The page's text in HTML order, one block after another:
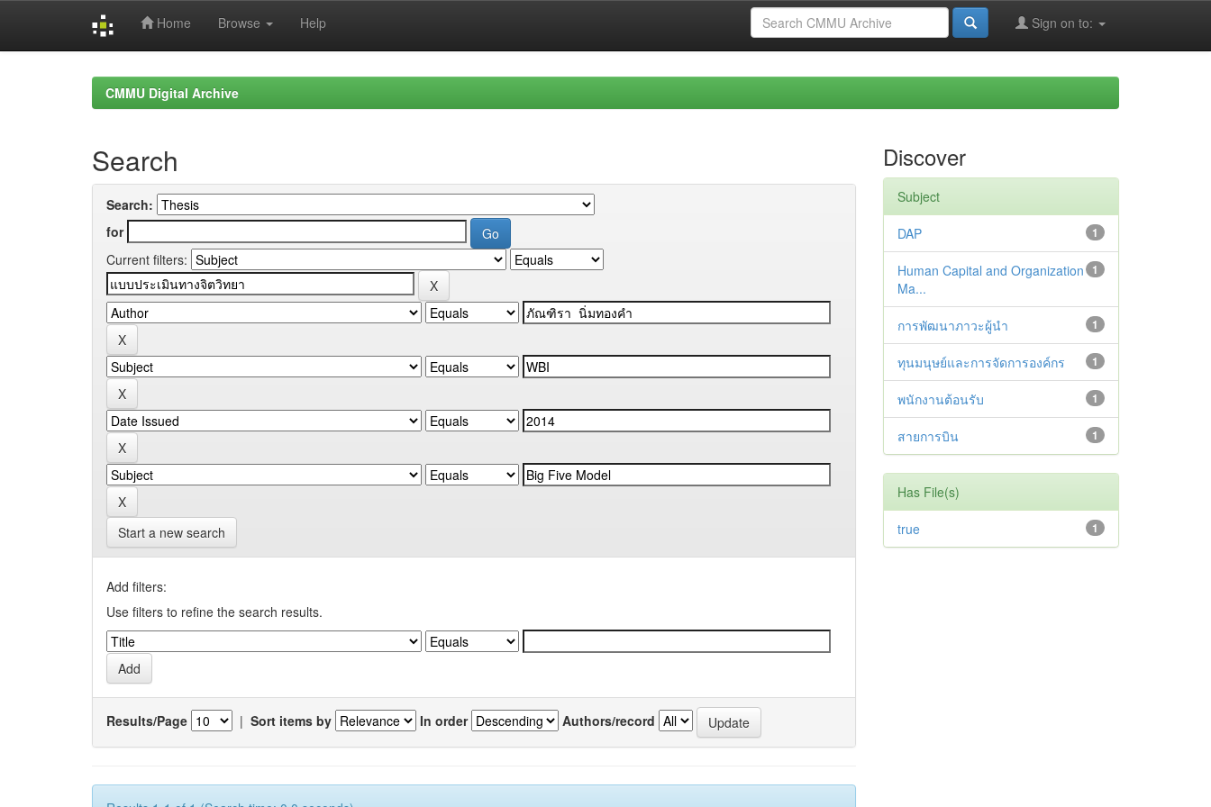
Home Browse Help Sign on to:
CMMU Digital Archive
Search
Search:
for
Current filters:
Start a new search
Add filters:
Use filters to refine the search results.
Results/Page | Sort items by In order Authors/record
Discover
Subject
1
DAP
1
Human Capital and Organization
Ma...
1
การพัฒนาภาวะผู้นำ
1
ทุนมนุษย์และการจัดการองค์กร
1
พนักงานต้อนรับ
1
สายการบิน
Has File(s)
1
true